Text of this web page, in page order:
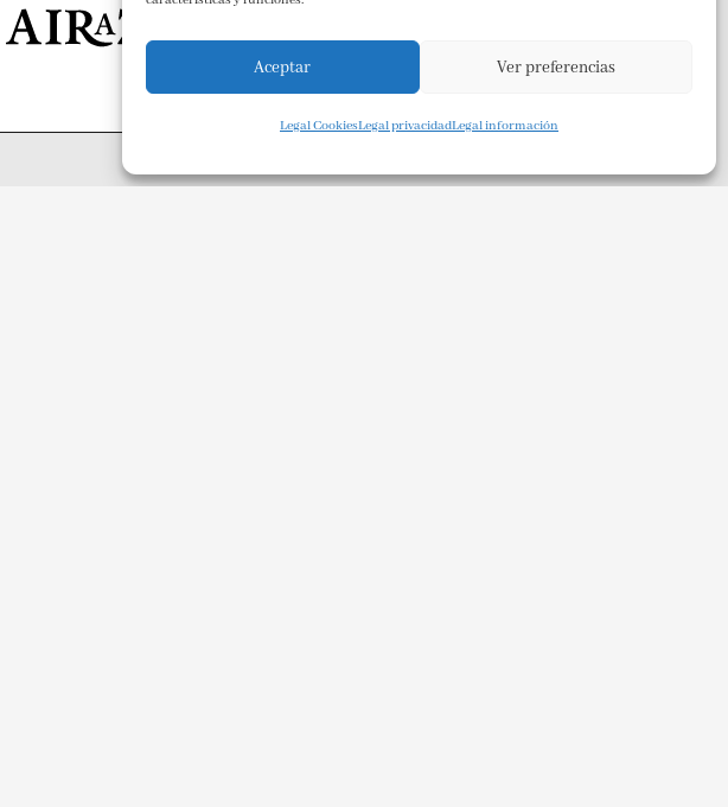
Aceptar Ver preferencias
Legal CookiesLegal privacidadLegal información
Lo que nos deja el viento y lo que marca
nuestro carácter